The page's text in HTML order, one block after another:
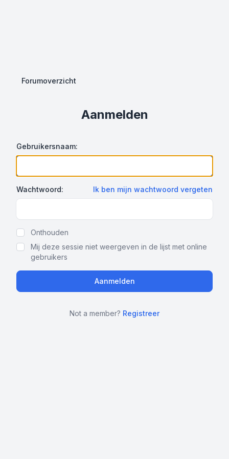
Forumoverzicht
Aanmelden
Gebruikersnaam:
Wachtwoord: Ik ben mijn wachtwoord vergeten
Onthouden
Mij deze sessie niet weergeven in de lijst met online
gebruikers
Not a member? Registreer